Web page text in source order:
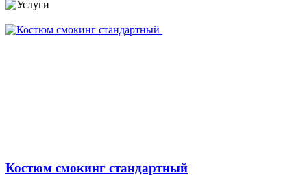
Костюм смокинг стандартный